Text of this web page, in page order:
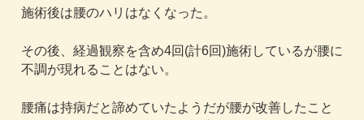
施術後は腰のハリはなくなった。
その後、経過観察を含め4回(計6回)施術しているが腰に
不調が現れることはない。
腰痛は持病だと諦めていたようだが腰が改善したこと